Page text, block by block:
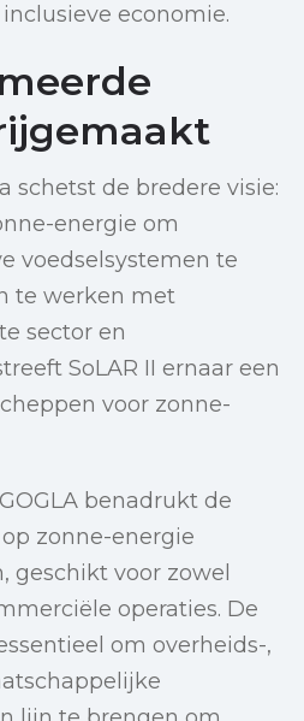
economie.
schetst de bredere visie:
energie om
voedselsystemen te
te werken met
sector en
SoLAR II ernaar een
voor zonne-
benadrukt de
zonne-energie
geschikt voor zowel
operaties. De
om overheids-,